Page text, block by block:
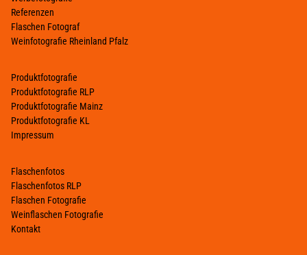
Referenzen
Flaschen Fotograf
Weinfotografie Rheinland Pfalz
Produktfotografie
Produktfotografie RLP
Produktfotografie Mainz
Produktfotografie KL
Impressum
Flaschenfotos
Flaschenfotos RLP
Flaschen Fotografie
Weinflaschen Fotografie
Kontakt